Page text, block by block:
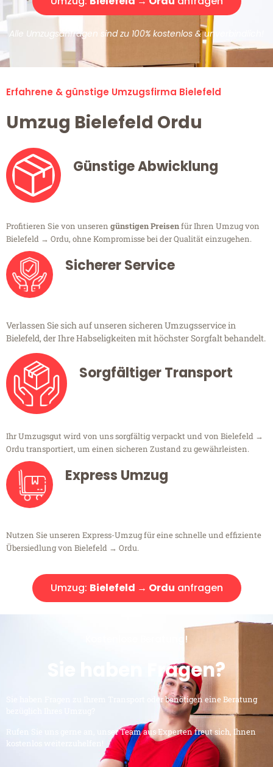
Alle Umzugsanfragen sind zu 100% kostenlos & unverbindlich!
Erfahrene & günstige Umzugsfirma Bielefeld
Umzug Bielefeld Ordu
Günstige Abwicklung
Profitieren Sie von unseren günstigen Preisenfür Ihren Umzug von
Bielefeld → Ordu, ohne Kompromisse bei der Qualität einzugehen.
Sicherer Service
Verlassen Sie sich auf unseren sicheren Umzugsservice in
Bielefeld, der Ihre Habseligkeiten mit höchster Sorgfalt behandelt.
Sorgfältiger Transport
Ihr Umzugsgut wird von uns sorgfältig verpackt und von Bielefeld →
Ordu transportiert, um einen sicheren Zustand zu gewährleisten.
Express Umzug
Nutzen Sie unseren Express-Umzug für eine schnelle und effiziente
Übersiedlung von Bielefeld → Ordu.
Umzug: Bielefeld → Ordu anfragen
Kostenlose Beratung!
Sie haben Fragen?
Sie haben Fragen zu Ihrem Transport oder benötigen eine Beratung
Rufen Sie uns gerne an, unser Team aus Experten freut sich, Ihnen
kostenlos weiterzuhelfen!